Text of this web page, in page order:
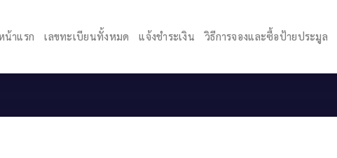
น้าแรก เลขทะเบียนทั้งหมด แจ้งชำระเงิน วิธีการจองและซื้อป้ายประมูล